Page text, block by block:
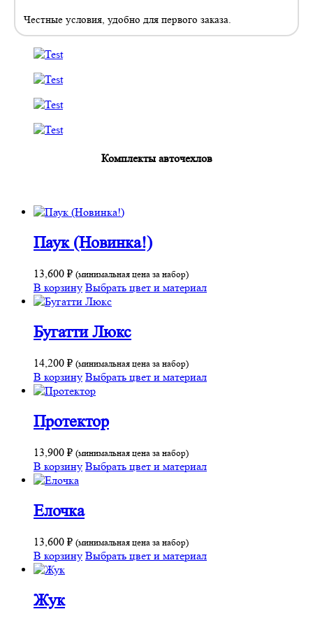
Честные условия, удобно для первого заказа.
Комплекты авточехлов
Паук (Новинка!)
13,600 ₽ (минимальная цена за набор)
В корзину Выбрать цвет и материал
Бугатти Люкс
14,200 ₽ (минимальная цена за набор)
В корзину Выбрать цвет и материал
Протектор
13,900 ₽ (минимальная цена за набор)
В корзину Выбрать цвет и материал
Елочка
13,600 ₽ (минимальная цена за набор)
В корзину Выбрать цвет и материал
Жук